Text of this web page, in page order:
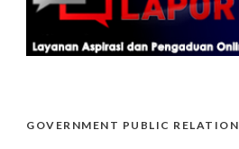
GOVERNMENT PUBLIC RELATION